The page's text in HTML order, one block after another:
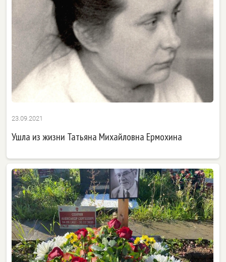
23.09.2021
Ушла из жизни Татьяна Михайловна Ермохина